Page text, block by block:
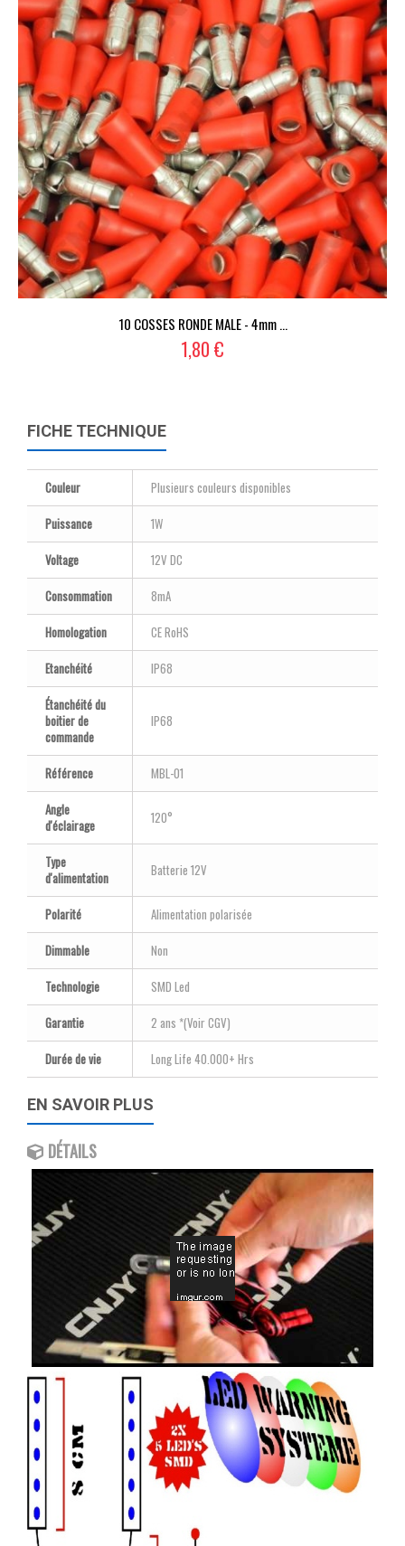
10 COSSES RONDE MALE - 4mm ...
1,80 €
FICHE TECHNIQUE
Couleur
Plusieurs couleurs disponibles
Puissance
1W
Voltage
12V DC
Consommation
8mA
Homologation
CE RoHS
Etanchéité
IP68
Étanchéité du
boitier de
commande
IP68
Référence
MBL-01
Angle
d'éclairage
120°
Type
d'alimentation
Batterie 12V
Polarité
Alimentation polarisée
Dimmable
Non
Technologie
SMD Led
Garantie
2 ans *(Voir CGV)
Durée de vie
Long Life 40.000+ Hrs
EN SAVOIR PLUS
DÉTAILS